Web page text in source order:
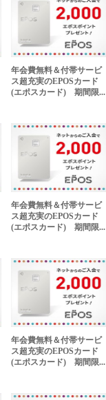
年会費無料＆付帯サービ
ス超充実のEPOSカード
(エポスカード) 期間限...
年会費無料＆付帯サービ
ス超充実のEPOSカード
(エポスカード) 期間限...
年会費無料＆付帯サービ
ス超充実のEPOSカード
(エポスカード) 期間限...